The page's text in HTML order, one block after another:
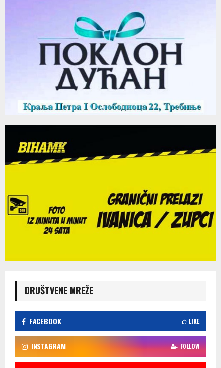
DRUŠTVENE MREŽE
FACEBOOK LIKE
INSTAGRAM FOLLOW